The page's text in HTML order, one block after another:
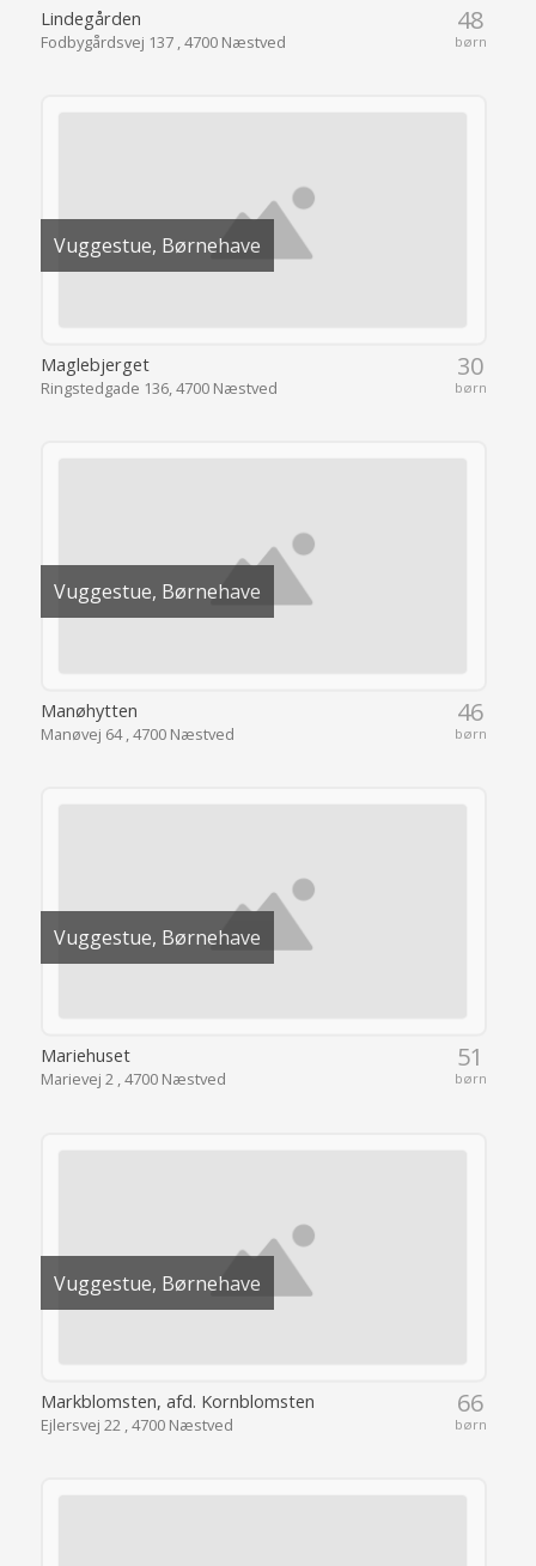
48
børn
Lindegården
Fodbygårdsvej 137 , 4700 Næstved
Vuggestue, Børnehave
30
børn
Maglebjerget
Ringstedgade 136, 4700 Næstved
Vuggestue, Børnehave
46
børn
Manøhytten
Manøvej 64 , 4700 Næstved
Vuggestue, Børnehave
51
børn
Mariehuset
Marievej 2 , 4700 Næstved
Vuggestue, Børnehave
66
børn
Markblomsten, afd. Kornblomsten
Ejlersvej 22 , 4700 Næstved